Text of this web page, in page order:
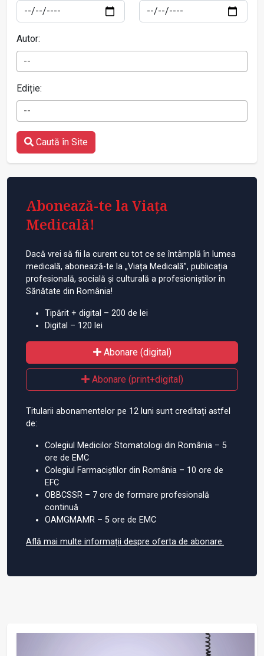
Autor:
--
Ediție:
--
Caută în Site
Abonează-te la Viața
Medicală!
Dacă vrei să fii la curent cu tot ce se întâmplă în lumea
medicală, abonează-te la „Viața Medicală”, publicația
profesională, socială și culturală a profesioniștilor în
Sănătate din România!
Tipărit + digital – 200 de lei
Digital – 120 lei
Abonare (digital)
Abonare (print+digital)
Titularii abonamentelor pe 12 luni sunt creditați astfel
de:
Colegiul Medicilor Stomatologi din România – 5
ore de EMC
Colegiul Farmaciștilor din România – 10 ore de
EFC
OBBCSSR – 7 ore de formare profesională
continuă
OAMGMAMR – 5 ore de EMC
Află mai multe informații despre oferta de abonare.